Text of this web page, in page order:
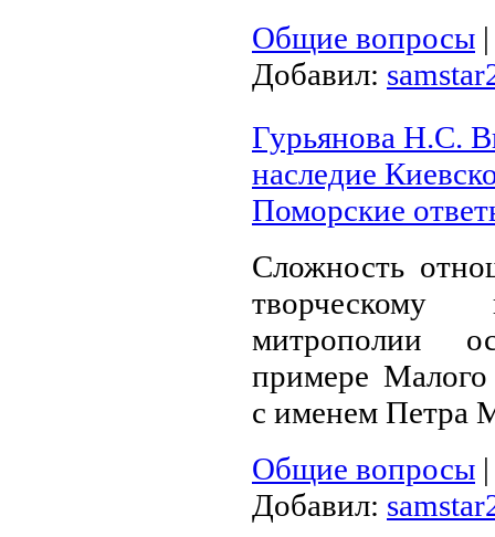
Общие вопросы
Добавил:
Гурьянова Н.С.
наследие
Поморские
Сложность
творческому
митрополии
примере Малого
с именем Петра
Общие вопросы
Добавил: